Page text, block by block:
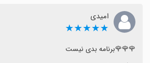
امیدی
★★★★★
🌹🌹🌹برنامه بدی نیست